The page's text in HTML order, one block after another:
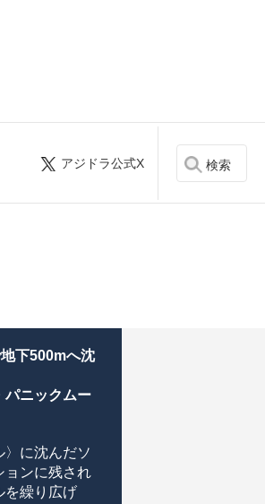
アジドラ公式X 検索
下500mへ沈
パニックムー
に沈んだソ
ョンに残され
を繰り広げ